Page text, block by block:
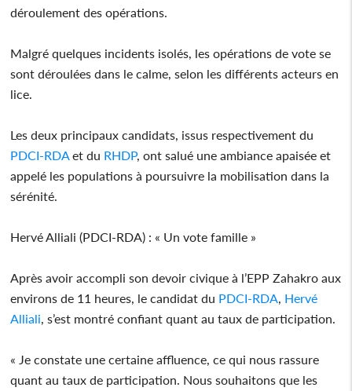
déroulement des opérations.
Malgré quelques incidents isolés, les opérations de vote se
sont déroulées dans le calme, selon les différents acteurs en
lice.
Les deux principaux candidats, issus respectivement du
PDCI-RDA et du RHDP, ont salué une ambiance apaisée et
appelé les populations à poursuivre la mobilisation dans la
sérénité.
Hervé Alliali (PDCI-RDA) : « Un vote famille »
Après avoir accompli son devoir civique à l’EPP Zahakro aux
environs de 11 heures, le candidat du PDCI-RDA Hervé
Alliali , s’est montré confiant quant au taux de participation.
« Je constate une certaine affluence, ce qui nous rassure
quant au taux de participation. Nous souhaitons que les